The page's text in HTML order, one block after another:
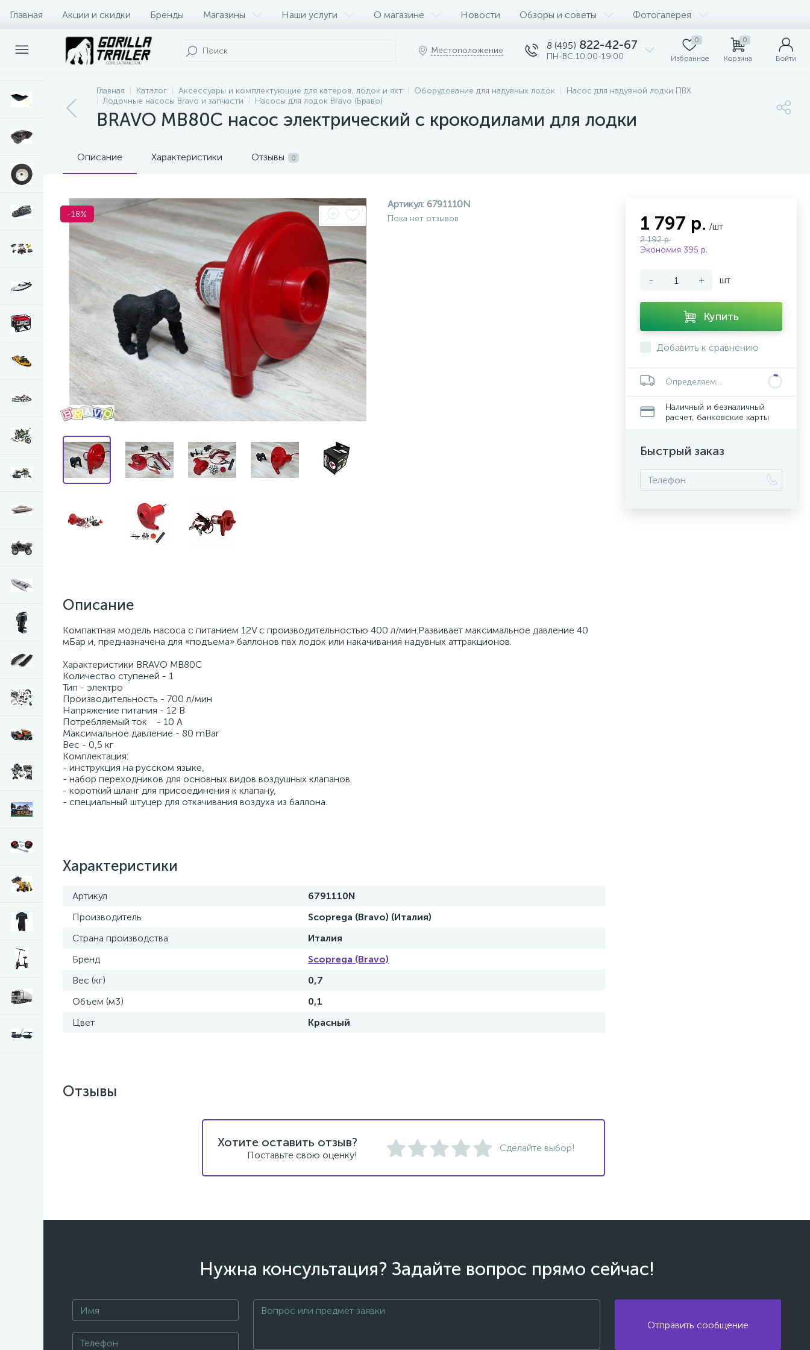
Главная Акции и скидки Бренды Магазины Наши услуги О магазине Новости Обзоры и советы Фотогалерея
Оплата и доставка Контакты
Местоположение 8 (495) 822-42-67
ПН-ВС 10:00-19:00
0
Избранное
0
Корзина Войти
Главная Каталог Аксессуары и комплектующие для катеров, лодок и яхт Оборудование для надувных лодок
Насос для надувной лодки ПВХ
Лодочные насосы Bravo и запчасти
Насосы для лодок Bravo (Браво)
BRAVO MB80С насос электрический с крокодилами для лодки
Описание Характеристики Отзывы 0
-18%
Артикул: 6791110N
Пока нет отзывов
Описание
Компактная модель насоса с питанием 12V с производительностью 400 л/мин.Развивает максимальное давление 40
мБар и, предназначена для «подъема» баллонов пвх лодок или накачивания надувных аттракционов.
Характеристики BRAVO MB80С
Количество ступеней - 1
Тип - электро
Производительность - 700 л/мин
Напряжение питания - 12 В
Потребляемый ток - 10 А
Максимальное давление - 80 mBar
Вес - 0,5 кг
Комплектация:
- инструкция на русском языке,
- набор переходников для основных видов воздушных клапанов.
- короткий шланг для присоединения к клапану,
- специальный штуцер для откачивания воздуха из баллона.
Характеристики
Артикул
6791110N
Производитель
Scoprega (Bravo) (Италия)
Страна производства
Италия
Бренд
Scoprega (Bravo)
Вес (кг)
0,7
Объем (м3)
0,1
Цвет
Красный
1 797 р. /шт
2 192 р.
Экономия 395 р.
- + шт
Купить
Добавить к сравнению
Определяем...
Наличный и безналичный
расчет, банковские карты
Быстрый заказ
Отзывы
Хотите оставить отзыв?
Поставьте свою оценку!
Сделайте выбор!
Нужна консультация? Задайте вопрос прямо сейчас!
Отправить сообщение